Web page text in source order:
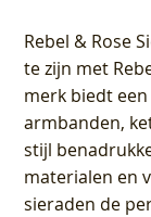
Rebel & Rose
te zijn met
merk biedt
armbanden,
stijl
materialen en
sieraden de